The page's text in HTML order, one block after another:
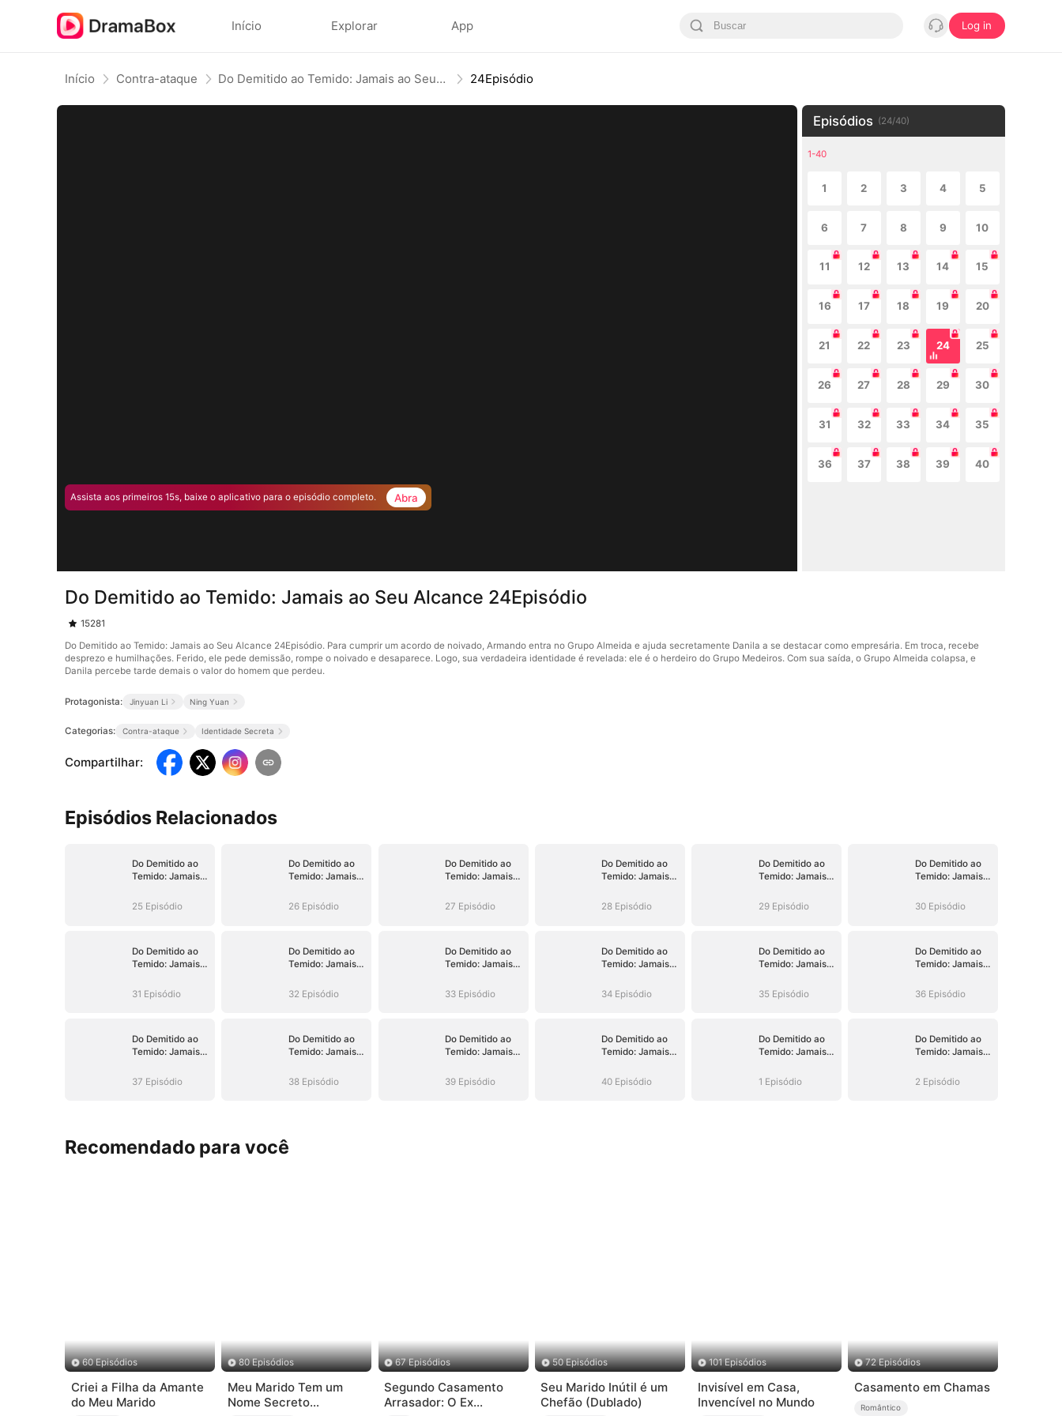
Início Explorar App Log in
Início Contra-ataque Do Demitido ao Temido: Jamais ao Seu Alcance 24Episódio
Assista aos primeiros 15s, baixe o aplicativo para o episódio completo. Abra
Episódios (24/40)
1-40
1 2 3 4 5
6 7 8 9 10
11 12 13 14 15
16 17 18 19 20
21 22 23 24 25
26 27 28 29 30
31 32 33 34 35
36 37 38 39 40
Do Demitido ao Temido: Jamais ao Seu Alcance 24Episódio
15281
Do Demitido ao Temido: Jamais ao Seu Alcance 24Episódio. Para cumprir um acordo de noivado, Armando entra no Grupo Almeida e ajuda secretamente Danila a se destacar como empresária. Em troca, recebe
desprezo e humilhações. Ferido, ele pede demissão, rompe o noivado e desaparece. Logo, sua verdadeira identidade é revelada: ele é o herdeiro do Grupo Medeiros. Com sua saída, o Grupo Almeida colapsa, e
Danila percebe tarde demais o valor do homem que perdeu.
Protagonista: Jinyuan Li Ning Yuan
Categorias: Contra-ataque Identidade Secreta
Compartilhar:
Episódios Relacionados
Do Demitido ao
Temido: Jamais
25 Episódio
Do Demitido ao
Temido: Jamais
26 Episódio
Do Demitido ao
Temido: Jamais
27 Episódio
Do Demitido ao
Temido: Jamais
28 Episódio
Do Demitido ao
Temido: Jamais
29 Episódio
Do Demitido ao
Temido: Jamais
30 Episódio
Do Demitido ao
Temido: Jamais
31 Episódio
Do Demitido ao
Temido: Jamais
32 Episódio
Do Demitido ao
Temido: Jamais
33 Episódio
Do Demitido ao
Temido: Jamais
34 Episódio
Do Demitido ao
Temido: Jamais
35 Episódio
Do Demitido ao
Temido: Jamais
36 Episódio
Do Demitido ao
Temido: Jamais
37 Episódio
Do Demitido ao
Temido: Jamais
38 Episódio
Do Demitido ao
Temido: Jamais
39 Episódio
Do Demitido ao
Temido: Jamais
40 Episódio
Do Demitido ao
Temido: Jamais
1 Episódio
Do Demitido ao
Temido: Jamais
2 Episódio
Recomendado para você
60 Episódios
Criei a Filha da Amante
do Meu Marido
80 Episódios
Meu Marido Tem um
Nome Secreto
67 Episódios
Segundo Casamento
Arrasador: O Ex
50 Episódios
Seu Marido Inútil é um
Chefão (Dublado)
101 Episódios
Invisível em Casa,
Invencível no Mundo
72 Episódios
Casamento em Chamas
Romântico